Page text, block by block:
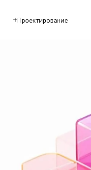
Проектирование